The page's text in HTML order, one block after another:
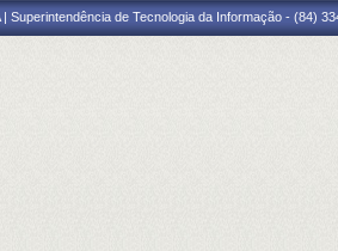
| Superintendência de Tecnologia da Informação - (84)